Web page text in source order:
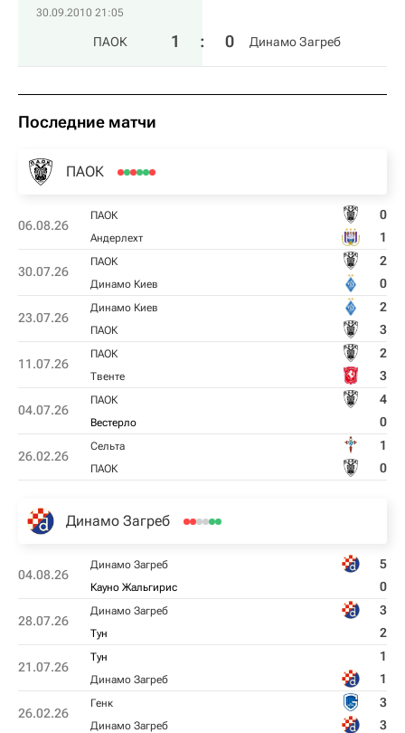
30.09.2010 21:05
ПАОК 1 : 0 Динамо Загреб
Последние матчи
ПАОК
06.08.26
ПАОК 0
Андерлехт 1
30.07.26
ПАОК 2
Динамо Киев 0
23.07.26
Динамо Киев 2
ПАОК 3
11.07.26
ПАОК 2
Твенте 3
04.07.26
ПАОК 4
Вестерло 0
26.02.26
Сельта 1
ПАОК 0
Динамо Загреб
04.08.26
Динамо Загреб 5
Кауно Жальгирис 0
28.07.26
Динамо Загреб 3
Тун 2
21.07.26
Тун 1
Динамо Загреб 1
26.02.26
Генк 3
Динамо Загреб 3